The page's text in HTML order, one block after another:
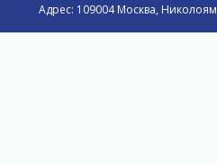
Адрес: 109004 Москва,